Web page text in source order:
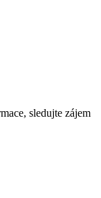
sledujte zájem